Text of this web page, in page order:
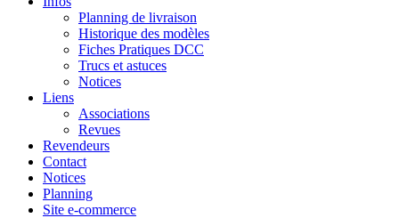
Planning de livraison
Historique des modèles
Fiches Pratiques DCC
Trucs et astuces
Notices
Liens
Associations
Revues
Revendeurs
Contact
Notices
Planning
Site e-commerce